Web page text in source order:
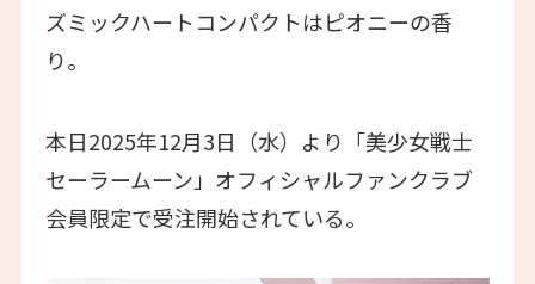
ズミックハートコンパクトはピオニーの香
り。
本日2025年12月3日（水）より「美少女戦士
セーラームーン」オフィシャルファンクラブ
会員限定で受注開始されている。